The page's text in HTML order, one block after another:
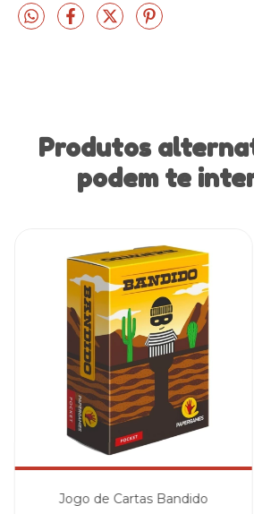
Produtos
podem te
Jogo de Cartas Bandido